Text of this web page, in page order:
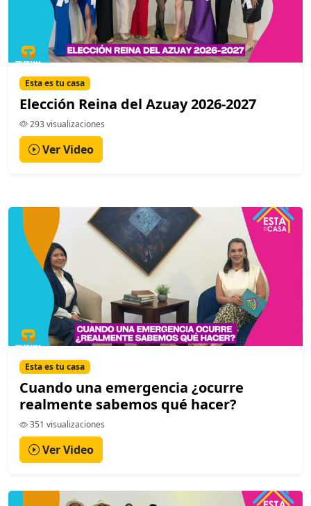
Esta es tu casa
Elección Reina del Azuay 2026-2027
293 visualizaciones
Ver Video
Esta es tu casa
Cuando una emergencia ¿ocurre
realmente sabemos qué hacer?
351 visualizaciones
Ver Video